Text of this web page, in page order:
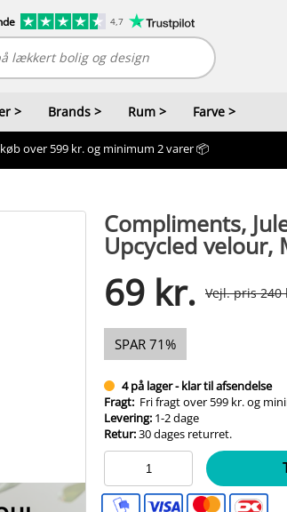
4,7
> Brands > Rum > Farve >
over 599 kr. og minimum 2 varer 📦
Compliments,
Upcycled velour,
69 kr. Vejl. pris 240
SPAR 71%
4 på lager - klar til afsendelse
Fragt: Fri fragt over 599 kr. og
Levering: 1-2 dage
Retur:30 dages returret.